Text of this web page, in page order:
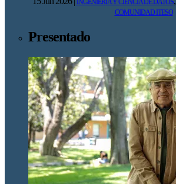
INGENIERÍA Y CIENCIA DE DATOS
COMUNIDAD ITESO
Presentado